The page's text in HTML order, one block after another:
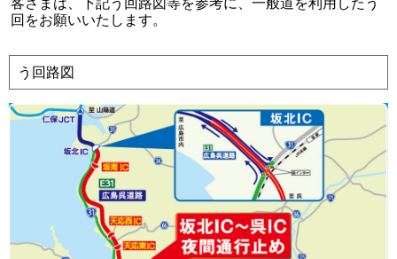
客さまは、下記う回路図等を参考に、一般道を利用したう
回をお願いいたします。
う回路図